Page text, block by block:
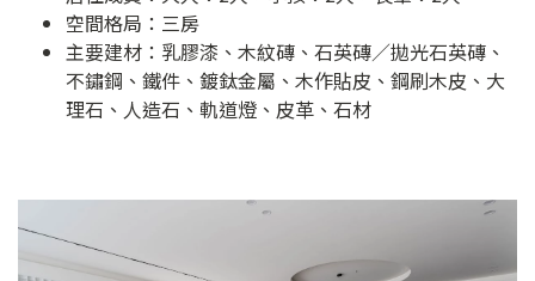
空間格局：三房
主要建材：乳膠漆、木紋磚、石英磚／拋光石英磚、
不鏽鋼、鐵件、鍍鈦金屬、木作貼皮、鋼刷木皮、大
理石、人造石、軌道燈、皮革、石材